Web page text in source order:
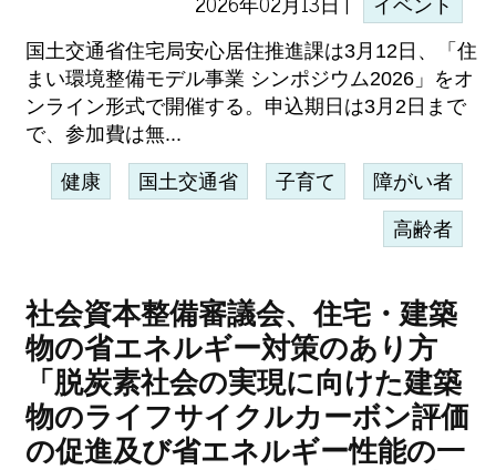
イベント
国土交通省住宅局安心居住推進課は3月12日、「住
まい環境整備モデル事業 シンポジウム2026」をオ
ンライン形式で開催する。申込期日は3月2日まで
で、参加費は無...
健康 国土交通省 子育て 障がい者
高齢者
社会資本整備審議会、住宅・建築
物の省エネルギー対策のあり方
「脱炭素社会の実現に向けた建築
物のライフサイクルカーボン評価
の促進及び省エネルギー性能の一